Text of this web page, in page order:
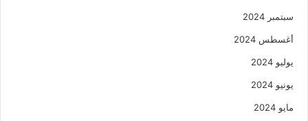
سبتمبر 2024
أغسطس 2024
يوليو 2024
يونيو 2024
مايو 2024